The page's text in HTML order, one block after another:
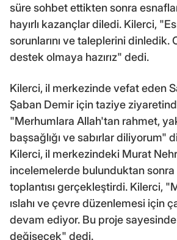
süre sohbet ettikten sonra
hayırlı kazançlar diledi. Kilerci,
sorunlarını ve taleplerini dinledik.
destek olmaya hazırız" dedi.
Kilerci, il merkezinde vefat eden
Şaban Demir için taziye
"Merhumlara Allah'tan rahmet,
başsağlığı ve sabırlar diliyorum"
Kilerci, il merkezindeki Murat
incelemelerde bulunduktan
toplantısı gerçekleştirdi. Kilerci,
ıslahı ve çevre düzenlemesi için
devam ediyor. Bu proje
değişecek" dedi.